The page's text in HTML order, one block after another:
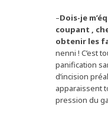
–Dois-je
coupant ,
obtenir les
nenni ! C’est
panification
d’incision
apparaissent
pression du